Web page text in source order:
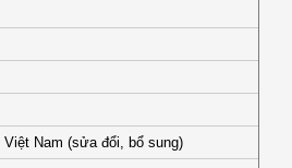
Nam (sửa đổi, bổ sung)